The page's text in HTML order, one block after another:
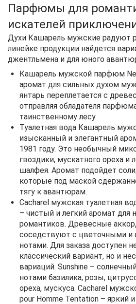
Парфюмы для
искателей
Духи Кашарель мужские радуют
линейке продукции найдется
джентльмена и для юного
Кашарель мужской парфюм
аромат для сильных духом
янтарь переплетается с
отправляя обладателя
таинственному лесу.
Туалетная вода Кашарель
изысканный и элегантный
1981 году. Это необычный
гвоздики, мускатного ореха и
шалфея. Аромат подойдет
которые под маской
тягу к авантюрам.
Cacharel мужская туалетная
– чистый и легкий аромат для
романтиков. Древесные
соседствуют с цветочными
нотами. Для заказа доступен
классический вариант, но и
вариаций. Sunshine –
нотами базилика, розы,
ореха, мускуса. Cacharel
pour Homme Tentation – яркий